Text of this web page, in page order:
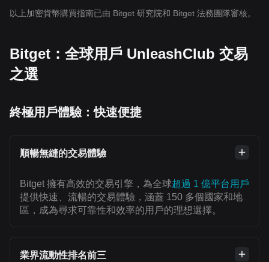
以上加密貨幣購買指南已由 Bitget 研究院和 Bitget 法務團隊審核。
Bitget：全球用戶 UnleashClub 交易
之選
終極用戶體驗：快速便捷
順暢無縫的交易體驗
Bitget 擁有高效的交易引擎，為全球超過 1 億平台用戶
提供快速、流暢的交易體驗，涵蓋 150 多個國家和地
區，成為尋求可靠性和效率的用戶的理想選擇。
業界流動性排名前三